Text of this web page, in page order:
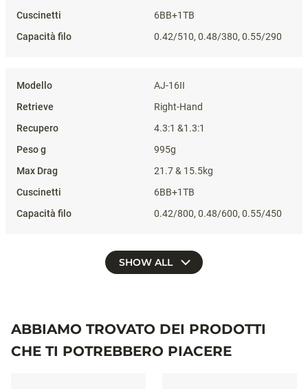
6BB+1TB
0.42/510, 0.48/380, 0.55/290
AJ-16II
Right-Hand
4.3:1 &1.3:1
995g
21.7 & 15.5kg
6BB+1TB
0.42/800, 0.48/600, 0.55/450
SHOW ALL
ABBIAMO TROVATO DEI PRODOTTI
CHE TI POTREBBERO PIACERE